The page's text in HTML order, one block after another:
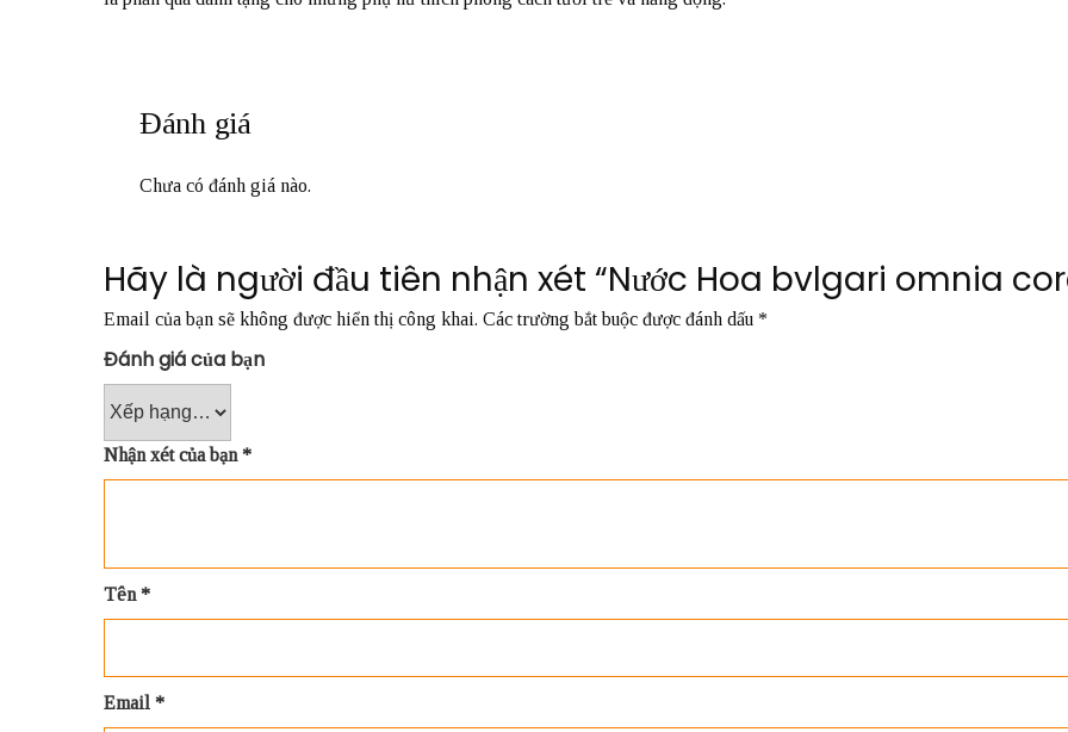
Đánh giá
Chưa có đánh giá nào.
Hãy là người đầu tiên nhận xét “Nước Hoa bvlgari omnia
Email của bạn sẽ không được hiển thị công khai. Các trường bắt buộc được đánh dấu *
Đánh giá của bạn
Nhận xét của bạn*
Tên*
Email *